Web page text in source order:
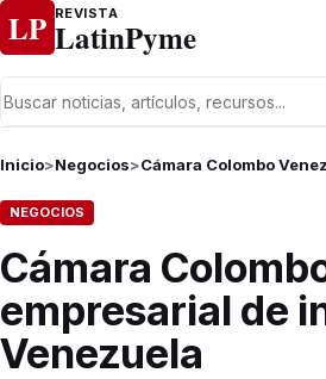
Ir al contenido
LP REVISTA
LatinPyme
Inicio>Negocios>Cámara Colombo
NEGOCIOS
Cámara
empresarial de
Venezuela